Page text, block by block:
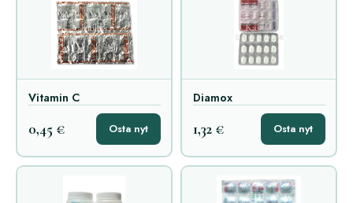
Vitamin C
0,45 € Osta nyt
Diamox
1,32 € Osta nyt